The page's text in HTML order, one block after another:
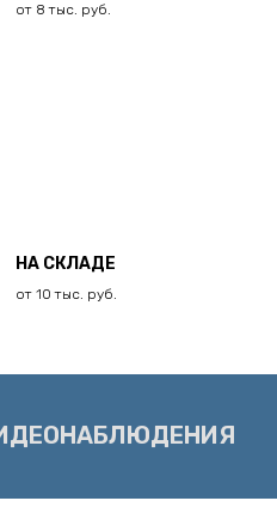
от 8 тыс. руб.
НА СКЛАДЕ
от 10 тыс. руб.